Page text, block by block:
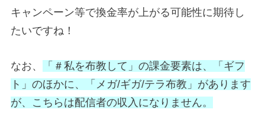
キャンペーン等で換金率が上がる可能性に期待し
たいですね！
なお、
「＃私を布教して」の課金要素は、「ギフ
ト」のほかに、「メガ/ギガ/テラ布教」があります
が、こちらは配信者の収入になりません。